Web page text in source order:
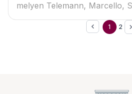
melyen Telemann, Marcello,
Corelli, és de Lalande művei
1 2